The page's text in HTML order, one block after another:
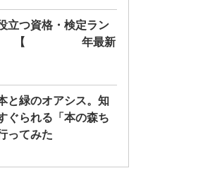
ターズ
りと、資
...
［ PR ］ 「NASM認定パーソナルト
レーナー」とは？“安全で効果的...
立つ資格・検定ラン
【2026年最新
と緑のオアシス。知
ぐられる「本の森ち
ってみた